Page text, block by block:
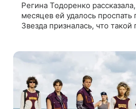
Регина Тодоренко
месяцев ей удалось проспать
Звезда призналась, что такой